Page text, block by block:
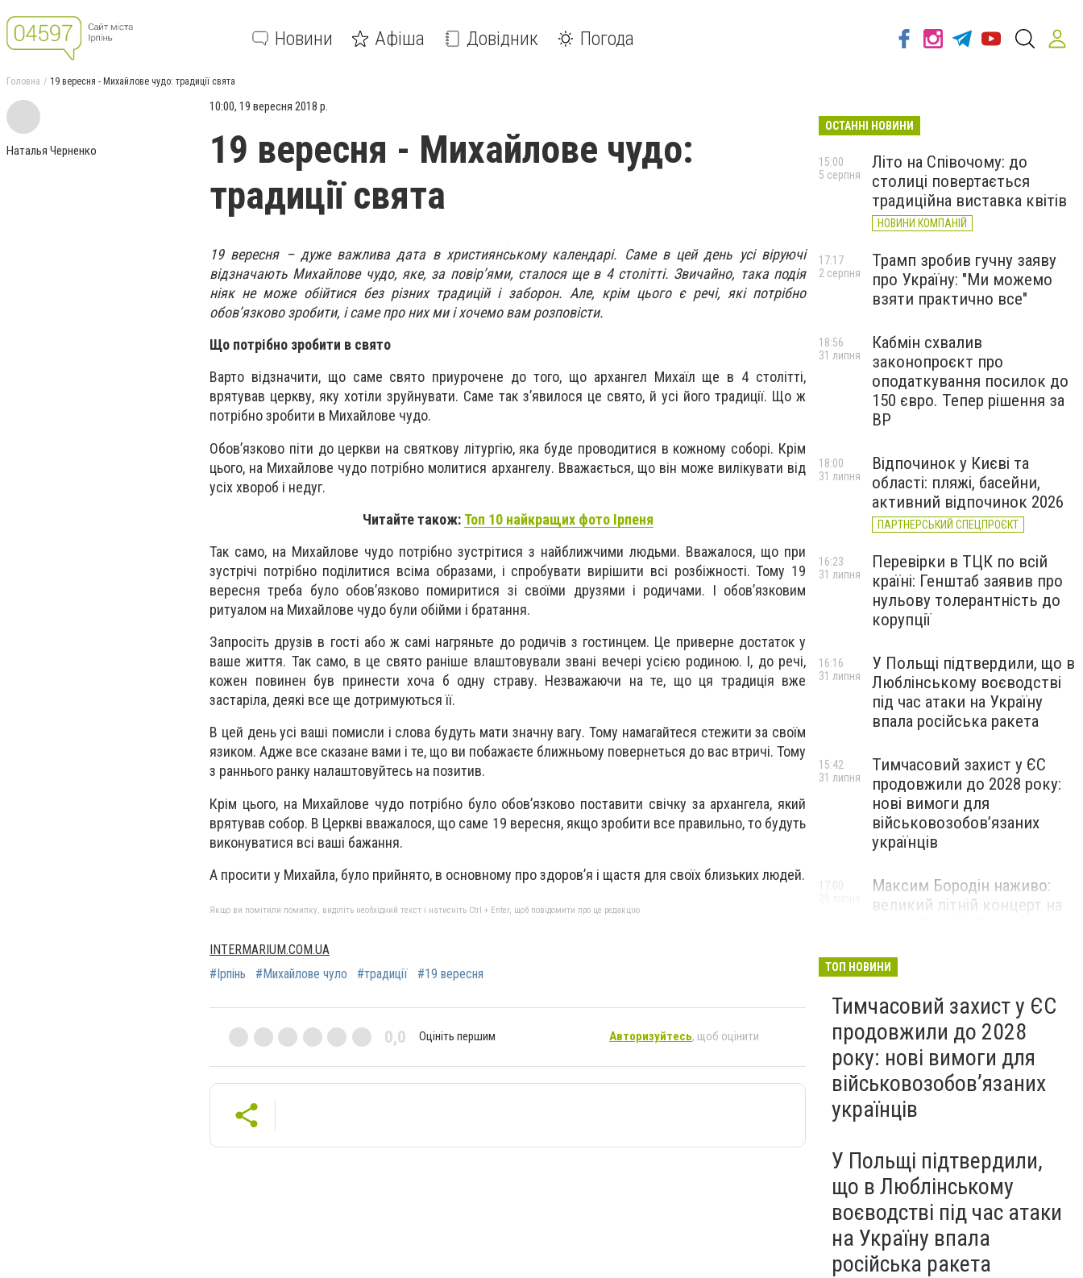
Новини Афіша Довідник Погода
Головна 19 вересня - Михайлове чудо: традиції свята
Наталья Черненко
10:00, 19 вересня 2018 р.
19 вересня - Михайлове чудо:
традиції свята
19 вересня – дуже важлива дата в християнському календарі. Саме в цей день усі віруючі
відзначають Михайлове чудо, яке, за повір’ями, сталося ще в 4 столітті. Звичайно, така подія
ніяк не може обійтися без різних традицій і заборон. Але, крім цього є речі, які потрібно
обов’язково зробити, і саме про них ми і хочемо вам розповісти.
Що потрібно зробити в свято
Варто відзначити, що саме свято приурочене до того, що архангел Михаїл ще в 4 столітті,
врятував церкву, яку хотіли зруйнувати. Саме так з’явилося це свято, й усі його традиції. Що ж
потрібно зробити в Михайлове чудо.
Обов’язково піти до церкви на святкову літургію, яка буде проводитися в кожному соборі. Крім
цього, на Михайлове чудо потрібно молитися архангелу. Вважається, що він може вилікувати від
усіх хвороб і недуг.
Читайте також: Топ 10 найкращих фото Ірпеня
Так само, на Михайлове чудо потрібно зустрітися з найближчими людьми. Вважалося, що при
зустрічі потрібно поділитися всіма образами, і спробувати вирішити всі розбіжності. Тому 19
вересня треба було обов’язково помиритися зі своїми друзями і родичами. І обов’язковим
ритуалом на Михайлове чудо були обійми і братання.
Запросіть друзів в гості або ж самі нагряньте до родичів з гостинцем. Це приверне достаток у
ваше життя. Так само, в це свято раніше влаштовували звані вечері усією родиною. І, до речі,
кожен повинен був принести хоча б одну страву. Незважаючи на те, що ця традиція вже
застаріла, деякі все ще дотримуються її.
В цей день усі ваші помисли і слова будуть мати значну вагу. Тому намагайтеся стежити за своїм
язиком. Адже все сказане вами і те, що ви побажаєте ближньому повернеться до вас втричі. Тому
з раннього ранку налаштовуйтесь на позитив.
Крім цього, на Михайлове чудо потрібно було обов’язково поставити свічку за архангела, який
врятував собор. В Церкві вважалося, що саме 19 вересня, якщо зробити все правильно, то будуть
виконуватися всі ваші бажання.
А просити у Михайла, було прийнято, в основному про здоров’я і щастя для своїх близьких людей.
Якщо ви помітили помилку, виділіть необхідний текст і натисніть Ctrl + Enter, щоб повідомити про це редакцію
INTERMARIUM.COM.UA
#Ірпінь
#Михайлове чуло #традиції #19 вересня
0,0 Оцініть першим Авторизуйтесь, щоб оцінити
ОСТАННІ НОВИНИ
Літо на Співочому: до
столиці повертається
традиційна виставка квітів
НОВИНИ КОМПАНІЙ
15:00
5 серпня
Трамп зробив гучну заяву
про Україну: "Ми можемо
взяти практично все"
17:17
2 серпня
Кабмін схвалив
законопроєкт про
оподаткування посилок до
150 євро. Тепер рішення за
ВР
18:56
31 липня
Відпочинок у Києві та
області: пляжі, басейни,
активний відпочинок 2026
ПАРТНЕРСЬКИЙ СПЕЦПРОЄКТ
18:00
31 липня
Перевірки в ТЦК по всій
країні: Генштаб заявив про
нульову толерантність до
корупції
16:23
31 липня
У Польщі підтвердили, що в
Люблінському воєводстві
під час атаки на Україну
впала російська ракета
16:16
31 липня
Тимчасовий захист у ЄС
продовжили до 2028 року:
нові вимоги для
військовозобов’язаних
українців
15:42
31 липня
Максим Бородін наживо:
великий літній концерт на
17:00
ТОП НОВИНИ
Тимчасовий захист у ЄС
продовжили до 2028
року: нові вимоги для
військовозобов’язаних
українців
У Польщі підтвердили,
що в Люблінському
воєводстві під час атаки
на Україну впала
російська ракета